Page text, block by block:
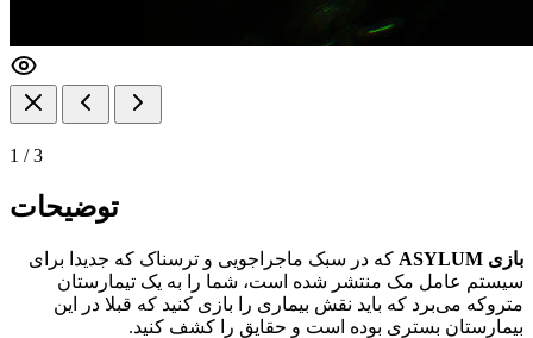
1 /3
توضیحات
بازی ASYLUM
که در سبک ماجراجویی و ترسناک که جدیدا برای
سیستم عامل مک منتشر شده است، شما را به یک تیمارستان
متروکه می‌برد که باید نقش بیماری را بازی کنید که قبلا در این
بیمارستان بستری بوده است و حقایق را کشف کنید.